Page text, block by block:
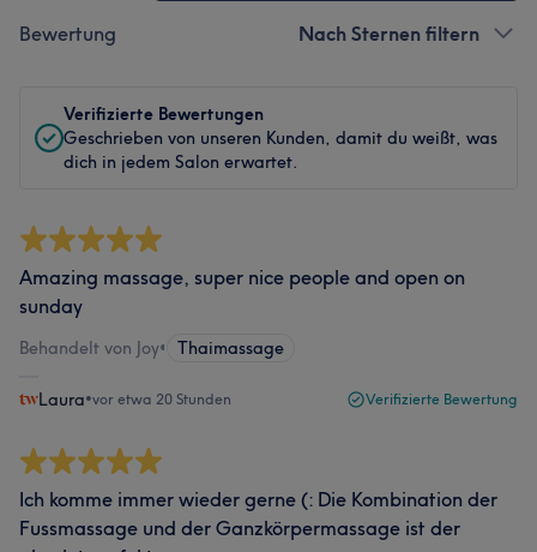
Bewertung Nach Sternen filtern
Verifizierte Bewertungen
Geschrieben von unseren Kunden, damit du weißt, was
dich in jedem Salon erwartet.
Amazing massage, super nice people and open on
sunday
Behandelt von Joy• Thaimassage
Laura•vor etwa 20 Stunden Verifizierte Bewertung
Ich komme immer wieder gerne (: Die Kombination der
Fussmassage und der Ganzkörpermassage ist der